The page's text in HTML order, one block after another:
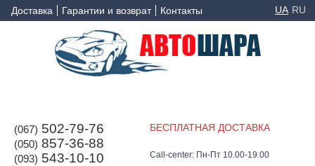
Доставка Гарантии и возврат Контакты UA RU
(067) 502-79-76
(050) 857-36-88
(093) 543-10-10
БЕСПЛАТНАЯ ДОСТАВКА
Call-center: Пн-Пт 10.00-19.00